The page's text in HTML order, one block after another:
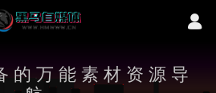
的万能素材资源导